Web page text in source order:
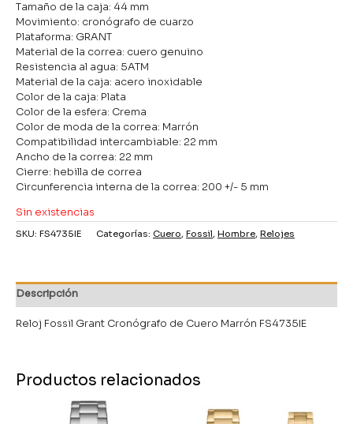
Tamaño de la caja: 44 mm
Movimiento: cronógrafo de cuarzo
Plataforma: GRANT
Material de la correa: cuero genuino
Resistencia al agua: 5ATM
Material de la caja: acero inoxidable
Color de la caja: Plata
Color de la esfera: Crema
Color de moda de la correa: Marrón
Compatibilidad intercambiable: 22 mm
Ancho de la correa: 22 mm
Cierre: hebilla de correa
Circunferencia interna de la correa: 200 +/- 5 mm
Sin existencias
SKU: FS4735IE Categorías: Cuero, Fossil, Hombre, Relojes
Descripción
Reloj Fossil Grant Cronógrafo de Cuero Marrón FS4735IE
Productos relacionados